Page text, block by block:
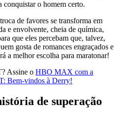
conquistar o homem certo.
de favores se transforma em
e envolvente, cheia de química,
que eles percebam que, talvez,
gosta de romances engraçados e
a melhor escolha para maratonar!
Assine o HBO MAX com a
Bem-vindos à Derry!
de superação